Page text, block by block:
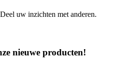
uw inzichten met anderen.
nieuwe producten!